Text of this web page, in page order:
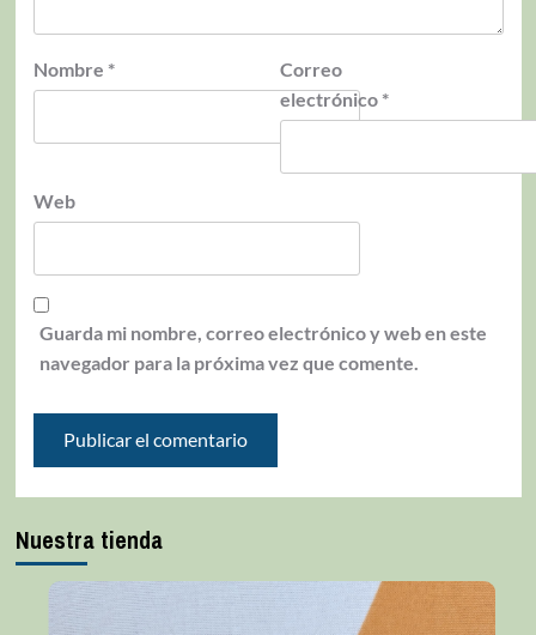
Nombre *
Correo
electrónico *
Web
Guarda mi nombre, correo electrónico y web en este
navegador para la próxima vez que comente.
Nuestra tienda